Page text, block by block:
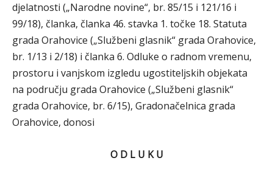
djelatnosti („Narodne novine“, br. 85/15 i 121/16 i
99/18), članka, članka 46. stavka 1. točke 18. Statuta
grada Orahovice („Službeni glasnik“ grada Orahovice,
br. 1/13 i 2/18) i članka 6. Odluke o radnom vremenu,
prostoru i vanjskom izgledu ugostiteljskih objekata
na području grada Orahovice („Službeni glasnik“
grada Orahovice, br. 6/15), Gradonačelnica grada
Orahovice, donosi
O D L U K U